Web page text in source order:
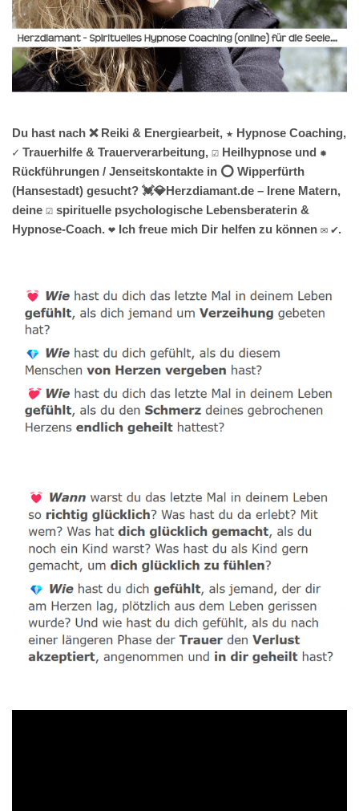
Du hast nach ❌ Reiki & Energiearbeit, ★ Hypnose Coaching,
✓ Trauerhilfe & Trauerverarbeitung, ☑️ Heilhypnose und ✹
Rückführungen / Jenseitskontakte in ⭕ Wipperfürth
(Hansestadt) gesucht? 💓️💎Herzdiamant.de – Irene Matern,
deine ☑️ spirituelle psychologische Lebensberaterin &
Hypnose-Coach. ❤ Ich freue mich Dir helfen zu können ✉ ✔.